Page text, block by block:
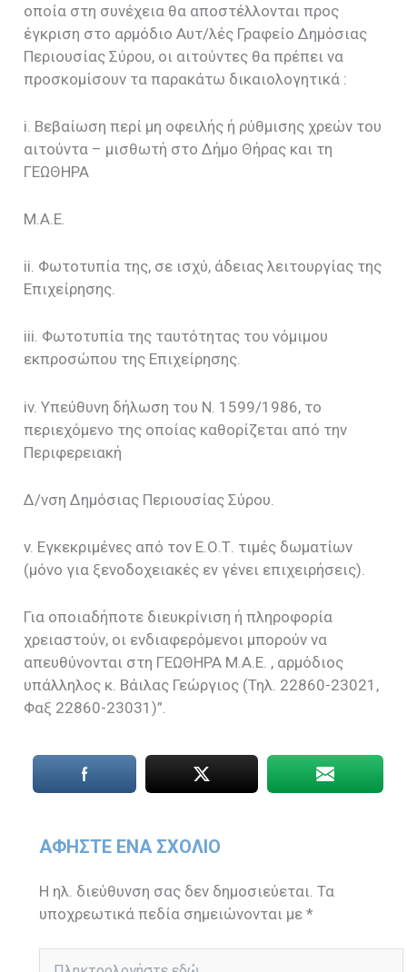
οποία στη συνέχεια θα αποστέλλονται προς
έγκριση στο αρμόδιο Αυτ/λές Γραφείο Δημόσιας
Περιουσίας Σύρου, οι αιτούντες θα πρέπει να
προσκομίσουν τα παρακάτω δικαιολογητικά :
i. Βεβαίωση περί μη οφειλής ή ρύθμισης χρεών του
αιτούντα – μισθωτή στο Δήμο Θήρας και τη
ΓΕΩΘΗΡΑ
Μ.Α.Ε.
ii. Φωτοτυπία της, σε ισχύ, άδειας λειτουργίας της
Επιχείρησης.
iii. Φωτοτυπία της ταυτότητας του νόμιμου
εκπροσώπου της Επιχείρησης.
iv. Υπεύθυνη δήλωση του Ν. 1599/1986, το
περιεχόμενο της οποίας καθορίζεται από την
Περιφερειακή
Δ/νση Δημόσιας Περιουσίας Σύρου.
v. Εγκεκριμένες από τον Ε.Ο.Τ. τιμές δωματίων
(μόνο για ξενοδοχειακές εν γένει επιχειρήσεις).
Για οποιαδήποτε διευκρίνιση ή πληροφορία
χρειαστούν, οι ενδιαφερόμενοι μπορούν να
απευθύνονται στη ΓΕΩΘΗΡΑ Μ.Α.Ε. , αρμόδιος
υπάλληλος κ. Βάιλας Γεώργιος (Τηλ. 22860-23021,
Φαξ 22860-23031)”.
ΑΦΉΣΤΕ ΈΝΑ ΣΧΌΛΙΟ
Η ηλ. διεύθυνση σας δεν δημοσιεύεται. Τα
υποχρεωτικά πεδία σημειώνονται με*